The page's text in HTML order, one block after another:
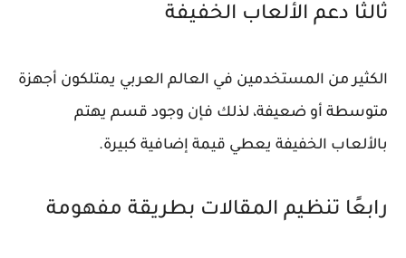
ثالثًا دعم الألعاب الخفيفة
الكثير من المستخدمين في العالم العربي يمتلكون أجهزة
متوسطة أو ضعيفة، لذلك فإن وجود قسم يهتم
بالألعاب الخفيفة يعطي قيمة إضافية كبيرة.
رابعًا تنظيم المقالات بطريقة مفهومة